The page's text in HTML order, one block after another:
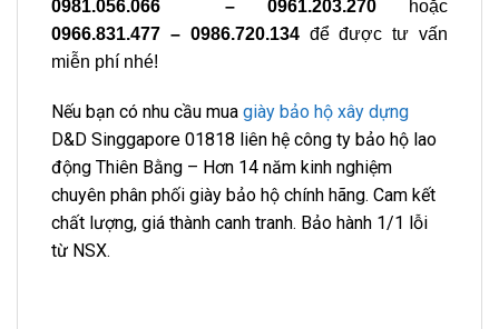
0981.056.066 – 0961.203.270 hoặc
0966.831.477 – 0986.720.134để được tư vấn
miễn phí nhé!
Nếu bạn có nhu cầu mua giày bảo hộ xây dựng
D&D Singgapore 01818 liên hệ công ty bảo hộ lao
động Thiên Bằng – Hơn 14 năm kinh nghiệm
chuyên phân phối giày bảo hộ chính hãng. Cam kết
chất lượng, giá thành canh tranh. Bảo hành 1/1 lỗi
từ NSX.